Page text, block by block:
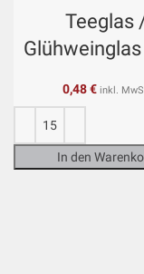
Teeglas
0,48€ inkl.
In den